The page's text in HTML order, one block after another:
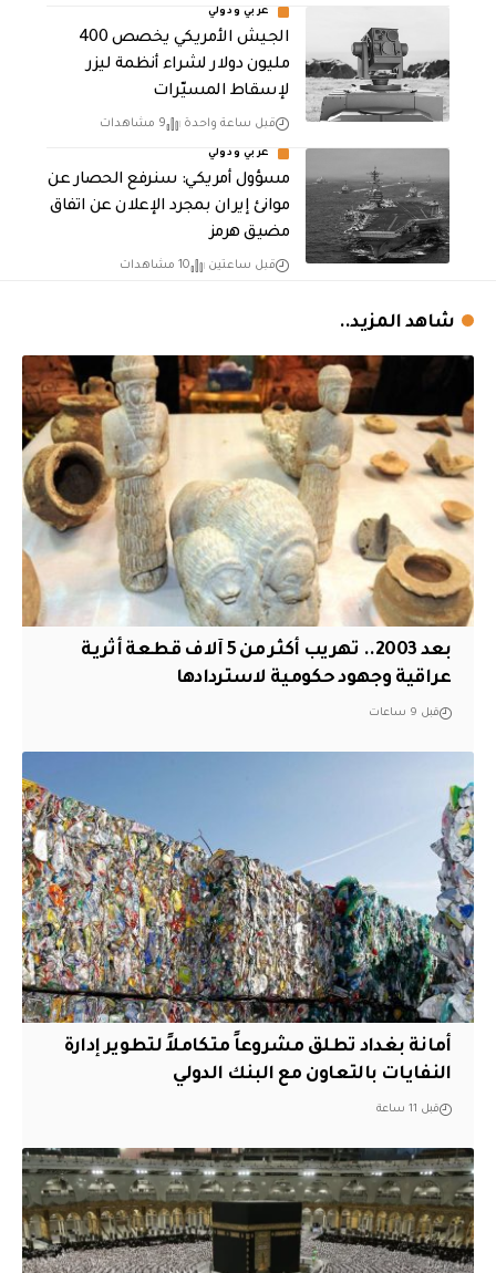
عربي ودولي
الجيش الأمريكي يخصص 400
مليون دولار لشراء أنظمة ليزر
لإسقاط المسيّرات
قبل ساعة واحدة 9 مشاهدات
عربي ودولي
مسؤول أمريكي: سنرفع الحصار عن
موانئ إيران بمجرد الإعلان عن اتفاق
مضيق هرمز
قبل ساعتين 10 مشاهدات
شاهد المزيد..
بعد 2003.. تهريب أكثر من 5 آلاف قطعة أثرية
عراقية وجهود حكومية لاستردادها
قبل 9 ساعات
أمانة بغداد تطلق مشروعاً متكاملاً لتطوير إدارة
النفايات بالتعاون مع البنك الدولي
قبل 11 ساعة